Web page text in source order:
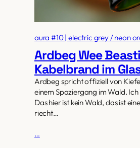
aura #10 | electric grey / neon
Ardbeg Wee
Kabelbrand im
Ardbeg spricht offiziell von
einem Spaziergang im Wald. Ich
Das hier ist kein Wald, das ist
riecht…
…